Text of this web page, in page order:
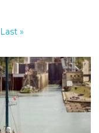
Last »